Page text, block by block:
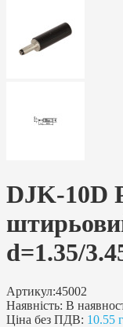
DJK-10D
d=1.35/
Артикул:45002
Наявність: В
Ціна без ПДВ: 10.55